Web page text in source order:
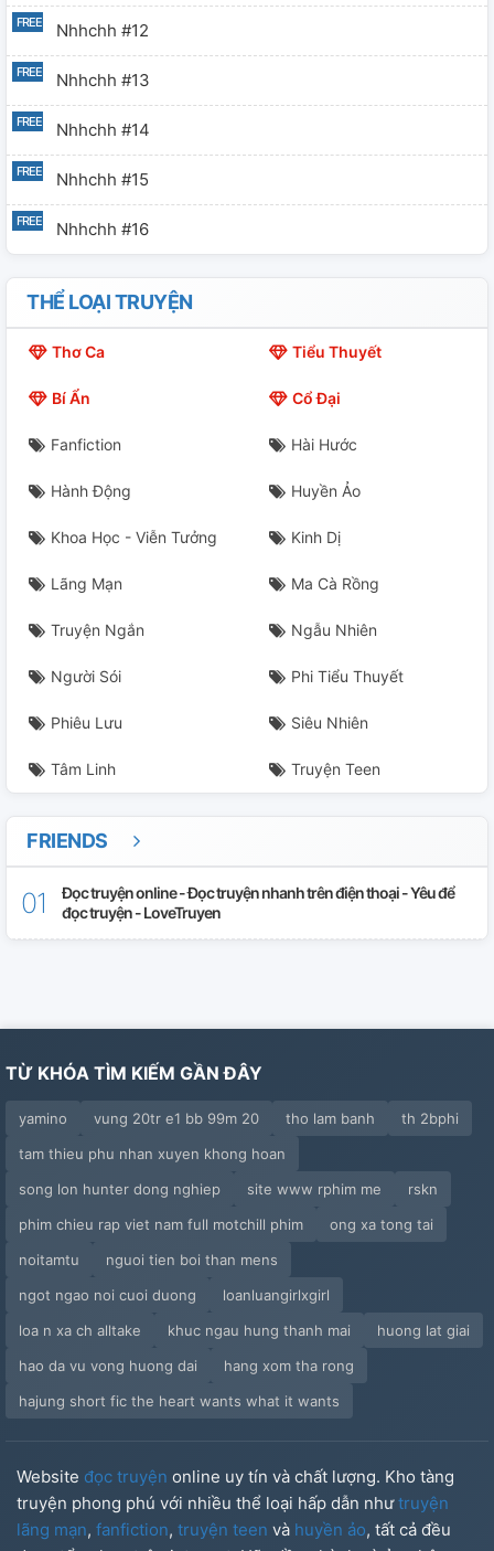
Nhhchh #12
Nhhchh #13
Nhhchh #14
Nhhchh #15
Nhhchh #16
THỂ LOẠI TRUYỆN
Thơ Ca Tiểu Thuyết
Bí Ẩn Cổ Đại
Fanfiction Hài Hước
Hành Động Huyền Ảo
Khoa Học - Viễn Tưởng Kinh Dị
Lãng Mạn Ma Cà Rồng
Truyện Ngắn Ngẫu Nhiên
Người Sói Phi Tiểu Thuyết
Phiêu Lưu Siêu Nhiên
Tâm Linh Truyện Teen
FRIENDS
Đọc truyện online - Đọc truyện nhanh trên điện thoại - Yêu để
đọc truyện - LoveTruyen
TỪ KHÓA TÌM KIẾM GẦN ĐÂY
yamino vung 20tr e1 bb 99m 20 tho lam banh
th 2bphi
tam thieu phu nhan xuyen khong hoan
song lon hunter dong nghiep
site www rphim me
rskn
phim chieu rap viet nam full motchill phim
ong xa tong tai
noitamtu
nguoi tien boi than mens
ngot ngao noi cuoi duong
loanluangirlxgirl
loa n xa ch alltake
khuc ngau hung thanh mai
huong lat giai
hao da vu vong huong dai
hang xom tha rong
hajung short fic the heart wants what it wants
Website đọc truyện online uy tín và chất lượng. Kho tàng
truyện phong phú với nhiều thể loại hấp dẫn nhưtruyện
lãng mạn, fanfiction, truyện teen và huyền ảo, tất cả đều